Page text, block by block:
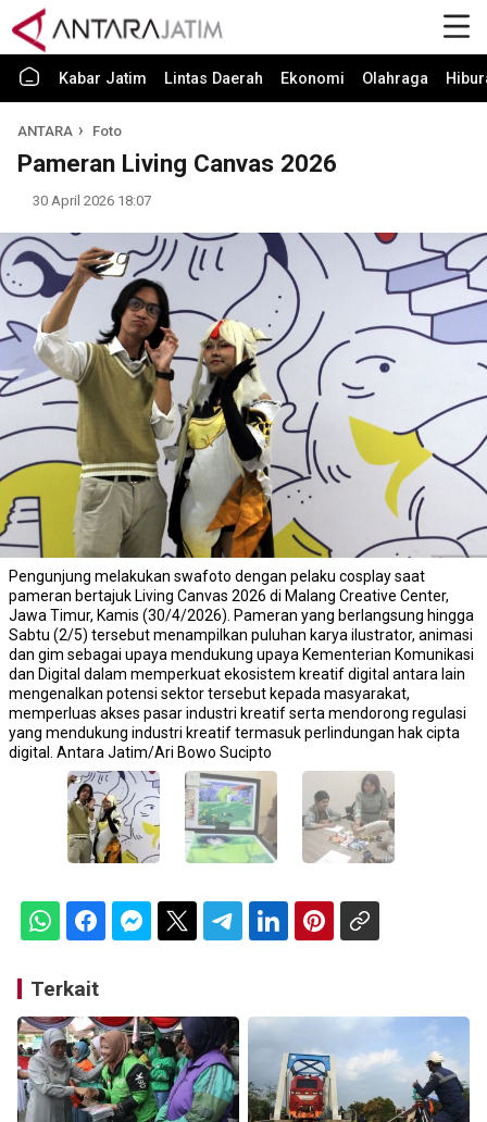
Kabar Jatim Lintas Daerah Ekonomi Olahraga
ANTARA Foto
Pameran Living Canvas 2026
30 April 2026 18:07
Pengunjung melakukan swafoto dengan pelaku cosplay saat
pameran bertajuk Living Canvas 2026 di Malang Creative Center,
Jawa Timur, Kamis (30/4/2026). Pameran yang berlangsung hingga
Sabtu (2/5) tersebut menampilkan puluhan karya ilustrator, animasi
dan gim sebagai upaya mendukung upaya Kementerian Komunikasi
dan Digital dalam memperkuat ekosistem kreatif digital antara lain
mengenalkan potensi sektor tersebut kepada masyarakat,
memperluas akses pasar industri kreatif serta mendorong regulasi
yang mendukung industri kreatif termasuk perlindungan hak cipta
digital. Antara Jatim/Ari Bowo Sucipto
Terkait